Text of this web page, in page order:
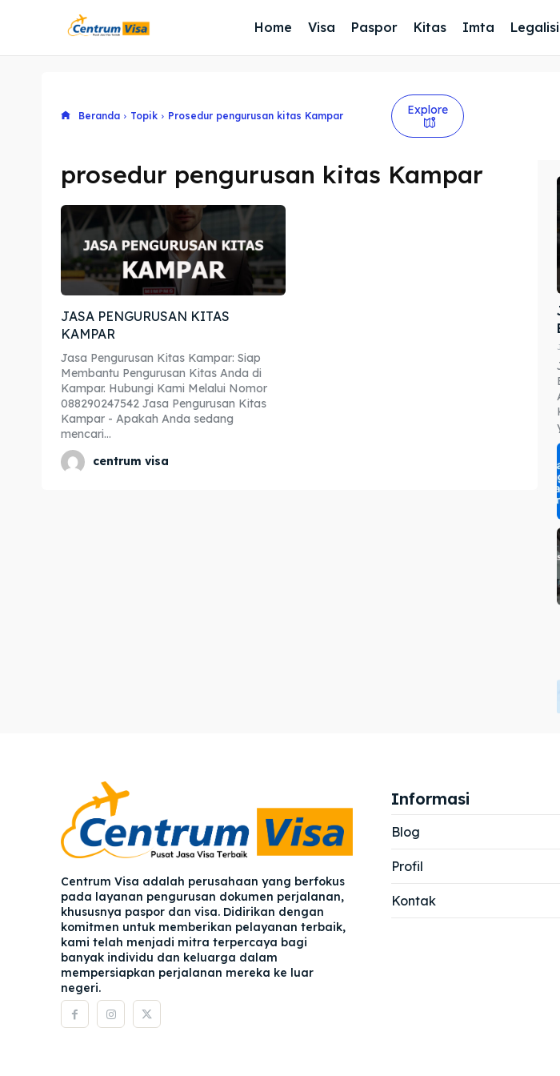
Explore our
Blog
Explore our
Blog
Home Visa Paspor Kitas Imta
Beranda Topik Prosedur pengurusan kitas Kampar Explore
prosedur pengurusan kitas Kampar
JASA PENGURUSAN KITAS
KAMPAR
Jasa Pengurusan Kitas Kampar: Siap
Membantu Pengurusan Kitas Anda di
Kampar. Hubungi Kami Melalui Nomor
088290247542 Jasa Pengurusan Kitas
Kampar - Apakah Anda sedang
mencari...
centrum visa
Centrum Visa adalah perusahaan yang berfokus
pada layanan pengurusan dokumen perjalanan,
khususnya paspor dan visa. Didirikan dengan
komitmen untuk memberikan pelayanan terbaik,
kami telah menjadi mitra terpercaya bagi
banyak individu dan keluarga dalam
mempersiapkan perjalanan mereka ke luar
negeri.
Informasi
Blog
Profil
Kontak